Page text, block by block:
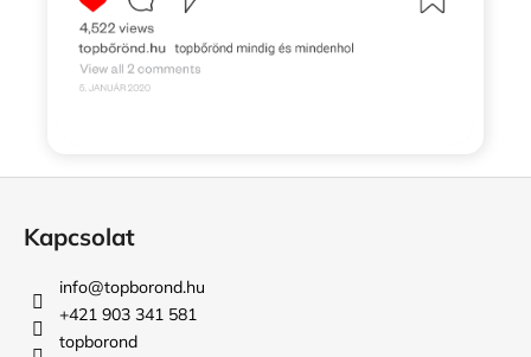
Kapcsolat
info@topborond.hu
+421 903 341 581
topborond